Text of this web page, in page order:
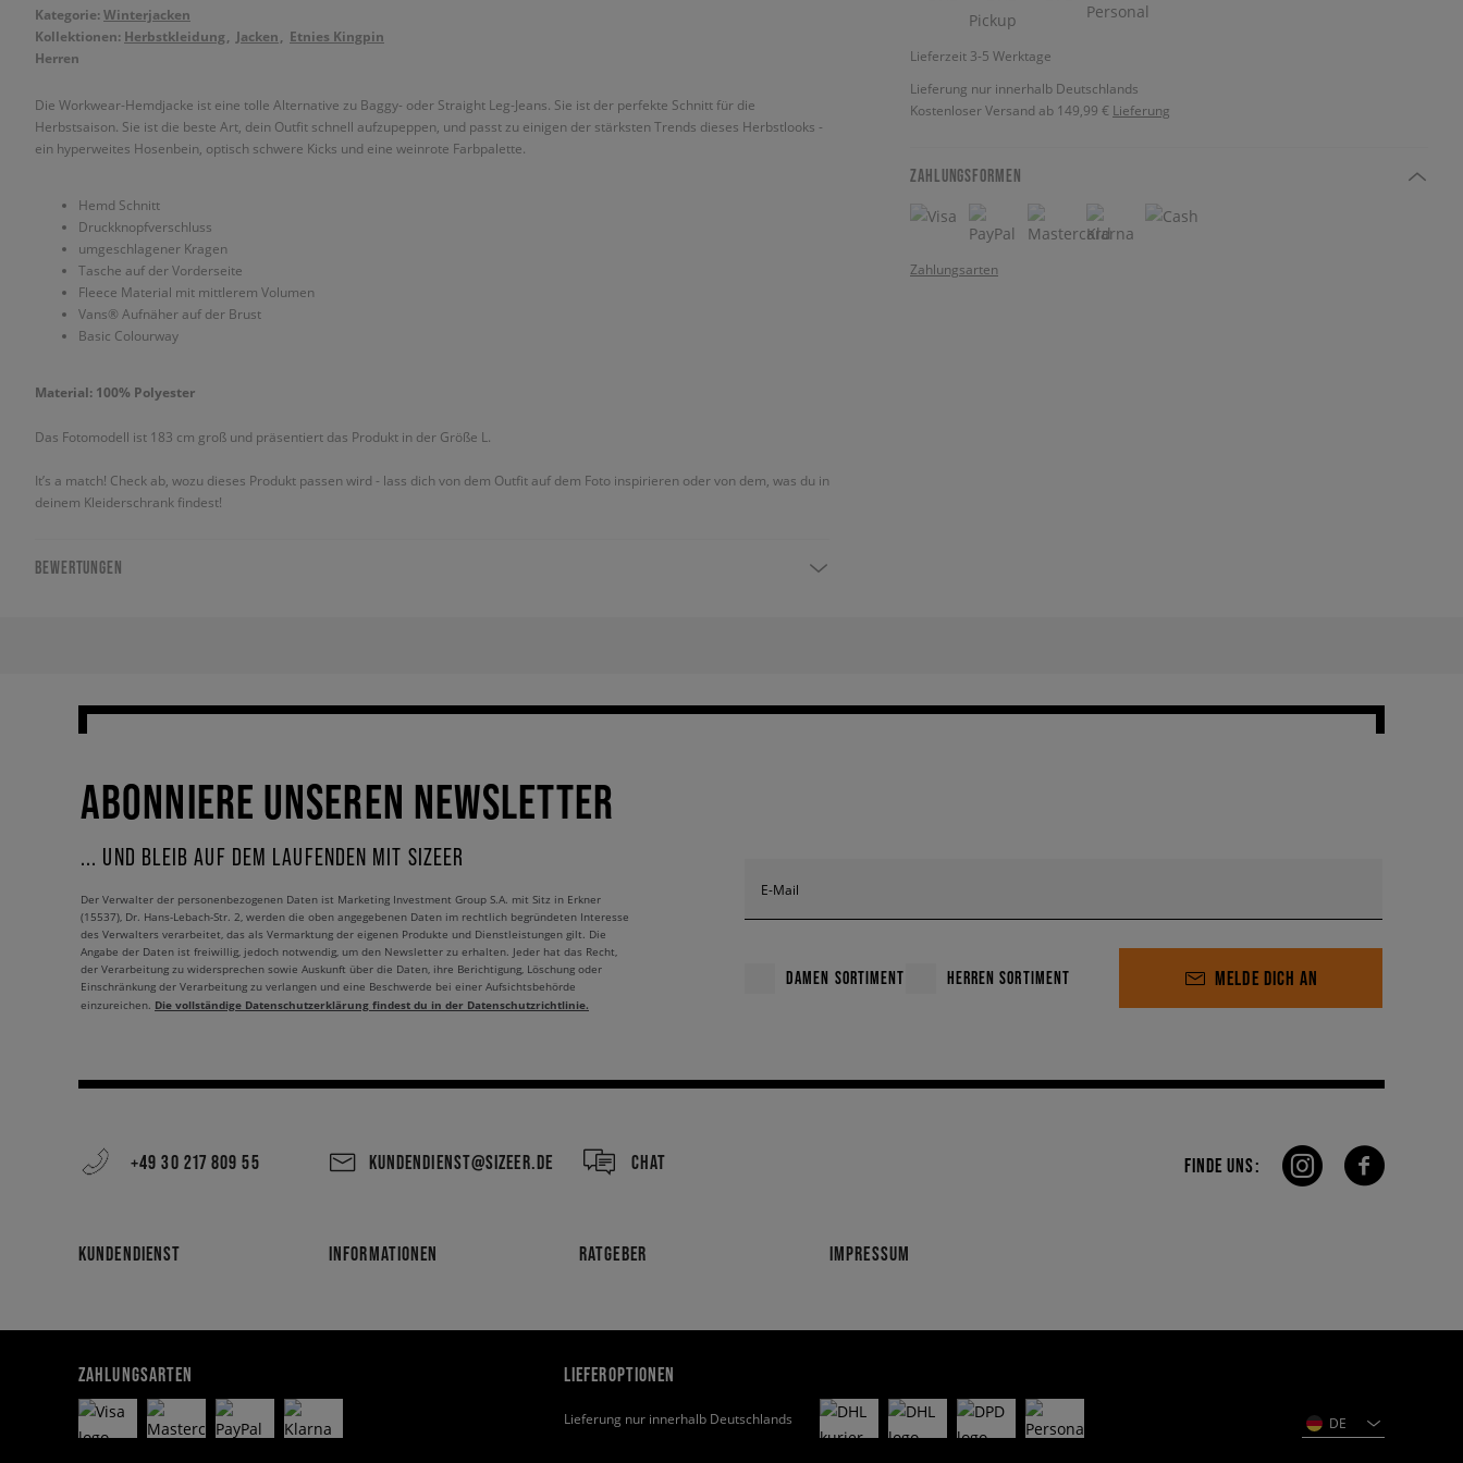
Kategorie:Winterjacken
Kollektionen: Herbstkleidung Jacken
Etnies Kingpin
Herren
Die Workwear-Hemdjacke ist eine tolle Alternative zu Baggy- oder Straight Leg-Jeans. Sie ist der perfekte Schnitt für die
Herbstsaison. Sie ist die beste Art, dein Outfit schnell aufzupeppen, und passt zu einigen der stärksten Trends dieses Herbstlooks -
ein hyperweites Hosenbein, optisch schwere Kicks und eine weinrote Farbpalette.
Hemd Schnitt
Druckknopfverschluss
umgeschlagener Kragen
Tasche auf der Vorderseite
Fleece Material mit mittlerem Volumen
Vans® Aufnäher auf der Brust
Basic Colourway
Material: 100% Polyester
Das Fotomodell ist 183 cm groß und präsentiert das Produkt in der Größe L.
It’s a match! Check ab, wozu dieses Produkt passen wird - lass dich von dem Outfit auf dem Foto inspirieren oder von dem, was du in
deinem Kleiderschrank findest!
BEWERTUNGEN
Lieferzeit 3-5 Werktage
Lieferung nur innerhalb Deutschlands
Kostenloser Versand ab 149,99 € Lieferung
ZAHLUNGSFORMEN
Zahlungsarten
ABONNIERE UNSEREN NEWSLETTER
... UND BLEIB AUF DEM LAUFENDEN MIT SIZEER
E-Mail
DAMEN SORTIMENT HERREN SORTIMENT MELDE DICH AN
Der Verwalter der personenbezogenen Daten ist Marketing Investment Group S.A. mit Sitz in Erkner
(15537), Dr. Hans-Lebach-Str. 2, werden die oben angegebenen Daten im rechtlich begründeten Interesse
des Verwalters verarbeitet, das als Vermarktung der eigenen Produkte und Dienstleistungen gilt. Die
Angabe der Daten ist freiwillig, jedoch notwendig, um den Newsletter zu erhalten. Jeder hat das Recht,
der Verarbeitung zu widersprechen sowie Auskunft über die Daten, ihre Berichtigung, Löschung oder
Einschränkung der Verarbeitung zu verlangen und eine Beschwerde bei einer Aufsichtsbehörde
einzureichen. Die vollständige Datenschutzerklärung findest du in der Datenschutzrichtlinie.
+49 30 217 809 55 KUNDENDIENST@SIZEER.DE CHAT
KUNDENDIENST INFORMATIONEN RATGEBER IMPRESSUM
FINDE UNS:
ZAHLUNGSARTEN LIEFEROPTIONEN
Lieferung nur innerhalb Deutschlands DE